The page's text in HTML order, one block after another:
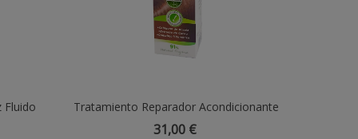
Fluido
Añadir Al Carrito
Tratamiento Reparador Acondicionante
Queratina - 300ml
31,00 €